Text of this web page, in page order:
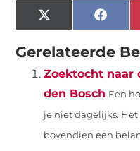
X
(Twitter)
Gerelateerde
Zoektocht naar
den Bosch Een
je niet dagelijks.
bovendien een